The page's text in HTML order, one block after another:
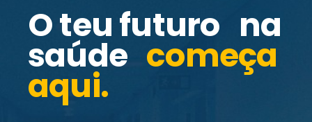
O teu futuro na
saúde começa
aqui.